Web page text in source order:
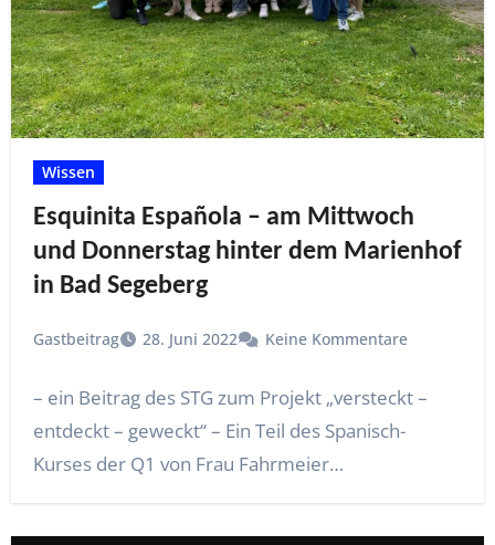
Wissen
Esquinita Española – am Mittwoch
und Donnerstag hinter dem Marienhof
in Bad Segeberg
Gastbeitrag 28. Juni 2022 Keine Kommentare
– ein Beitrag des STG zum Projekt „versteckt –
entdeckt – geweckt“ – Ein Teil des Spanisch-
Kurses der Q1 von Frau Fahrmeier…